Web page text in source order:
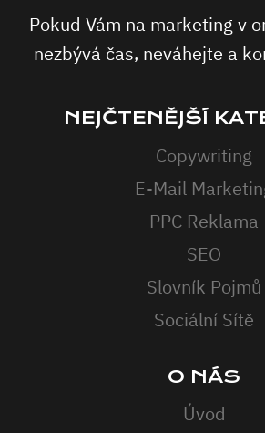
Pokud Vám na marketing v
nezbývá čas, neváhejte a
NEJČTENĚJŠÍ
Copywriting
E-Mail
PPC Reklama
SEO
Slovník Pojmů
Sociální Sítě
O NÁS
Úvod